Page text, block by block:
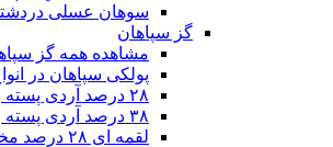
سوهان عسلی
گز سپاهان
مشاهده همه گز
پولکی سپاهان در
۲۸ درصد آردی پسته و بادام
۳۸ درصد آردی پسته و بادام
لقمه ای ۲۸ درصد مخلوط پسته و بادام